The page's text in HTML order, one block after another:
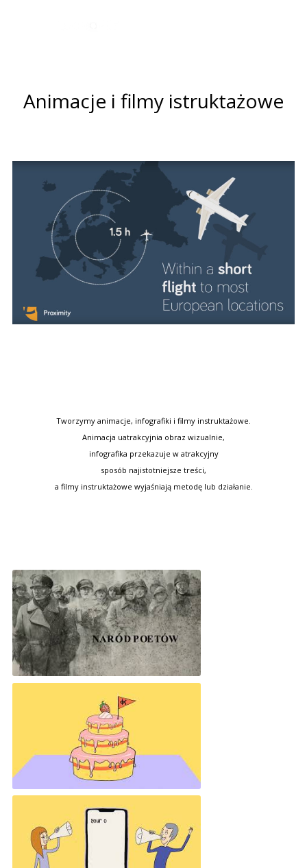
Animacje i filmy istruktażowe
Tworzymy animacje, infografiki i filmy instruktażowe.
Animacja uatrakcyjnia obraz wizualnie,
infografika przekazuje w atrakcyjny
sposób najistotniejsze treści,
a filmy instruktażowe wyjaśniają metodę lub działanie.
Grzedorz Kopala - Katyń
How do you price your work